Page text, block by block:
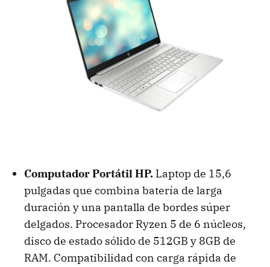
Computador Portátil HP. Laptop de 15,6
pulgadas que combina batería de larga
duración y una pantalla de bordes súper
delgados. Procesador Ryzen 5 de 6 núcleos,
disco de estado sólido de 512GB y 8GB de
RAM. Compatibilidad con carga rápida de